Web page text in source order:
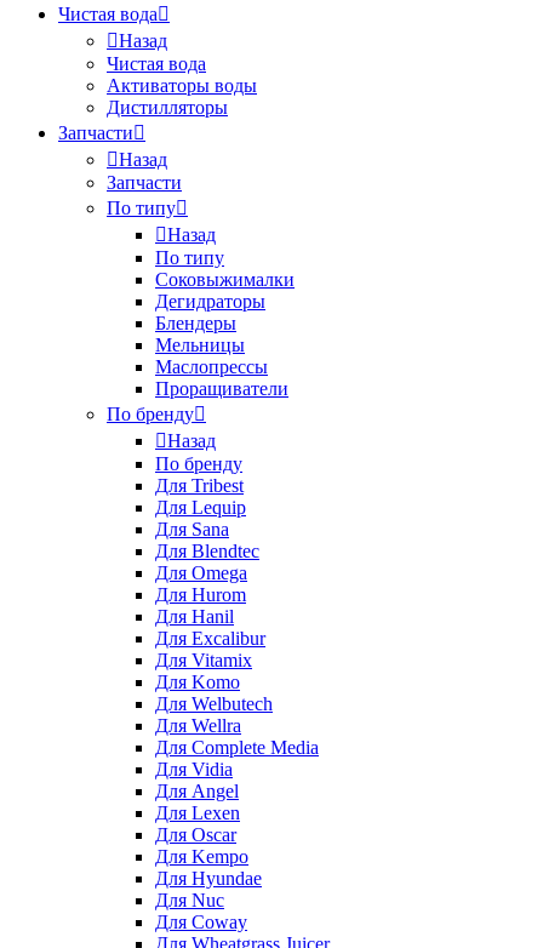
Чистая вода
Назад
Чистая вода
Активаторы воды
Дистилляторы
Запчасти
Назад
Запчасти
По типу
Назад
По типу
Соковыжималки
Дегидраторы
Блендеры
Мельницы
Маслопрессы
Проращиватели
По бренду
Назад
По бренду
Для Tribest
Для Lequip
Для Sana
Для Blendtec
Для Omega
Для Hurom
Для Hanil
Для Excalibur
Для Vitamix
Для Komo
Для Welbutech
Для Wellra
Для Complete Media
Для Vidia
Для Angel
Для Lexen
Для Oscar
Для Kempo
Для Hyundae
Для Nuc
Для Coway
Для Wheatgrass Juicer